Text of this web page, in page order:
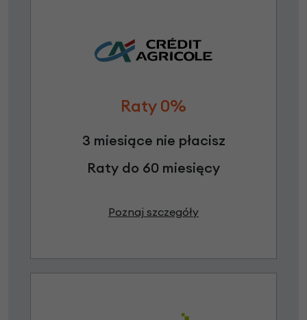
Raty 0%
3 miesiące nie płacisz
Raty do 60 miesięcy
Poznaj szczegóły